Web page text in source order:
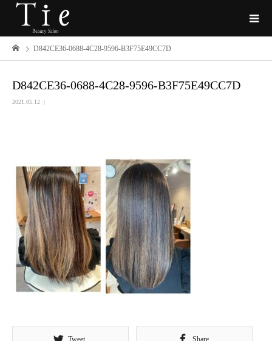
D842CE36-0688-4C28-9596-B3F75E49CC7D
D842CE36-0688-4C28-9596-B3F75E49CC7D
2021.05.12
Tweet Share